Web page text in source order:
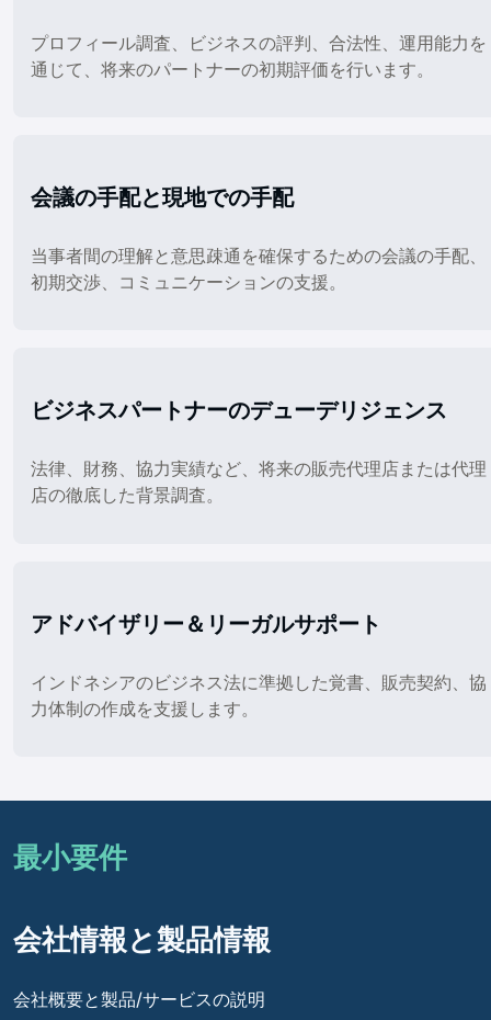
プロフィール調査、ビジネスの評判、合法性、運用能力を
通じて、将来のパートナーの初期評価を行います。
会議の手配と現地での手配
当事者間の理解と意思疎通を確保するための会議の手配、
初期交渉、コミュニケーションの支援。
ビジネスパートナーのデューデリジェンス
法律、財務、協力実績など、将来の販売代理店または代理
店の徹底した背景調査。
アドバイザリー＆リーガルサポート
インドネシアのビジネス法に準拠した覚書、販売契約、協
力体制の作成を支援します。
最小要件
会社情報と製品情報
会社概要と製品/サービスの説明